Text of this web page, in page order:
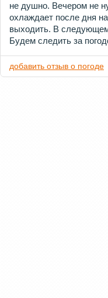
не душно. Вечером не
охлаждает после дня
выходить. В
Будем следить за
добавить отзыв о погоде